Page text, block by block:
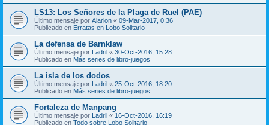
LS13: Los Señores de la Plaga de Ruel (PAE)
Último mensaje por Alarion « 09-Mar-2017, 0:36
Publicado en Erratas en Lobo Solitario
La defensa de Barnklaw
Último mensaje por Ladril « 30-Oct-2016, 15:28
Publicado en Más series de libro-juegos
La isla de los dodos
Último mensaje por Ladril « 25-Oct-2016, 18:20
Publicado en Más series de libro-juegos
Fortaleza de Manpang
Último mensaje por Ladril « 16-Oct-2016, 16:19
Publicado en Todo sobre Lobo Solitario